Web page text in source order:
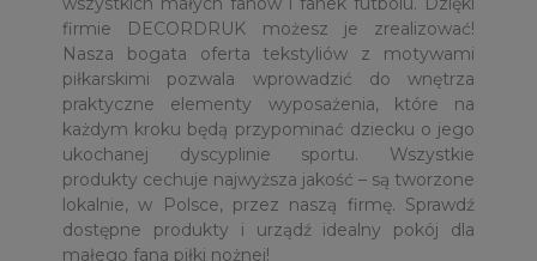
firmie DECORDRUK możesz je zrealizować!
Nasza bogata oferta tekstyliów z motywami
piłkarskimi pozwala wprowadzić do wnętrza
praktyczne elementy wyposażenia, które na
każdym kroku będą przypominać dziecku o jego
ukochanej dyscyplinie sportu. Wszystkie
produkty cechuje najwyższa jakość – są tworzone
lokalnie, w Polsce, przez naszą firmę. Sprawdź
dostępne produkty i urządź idealny pokój dla
małego fana piłki nożnej!